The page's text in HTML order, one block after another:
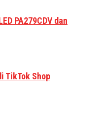
PA279CDV dan
TikTok Shop